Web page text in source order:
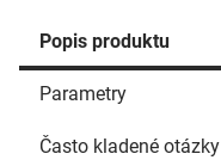
Popis produktu
Parametry
Často kladené otázky